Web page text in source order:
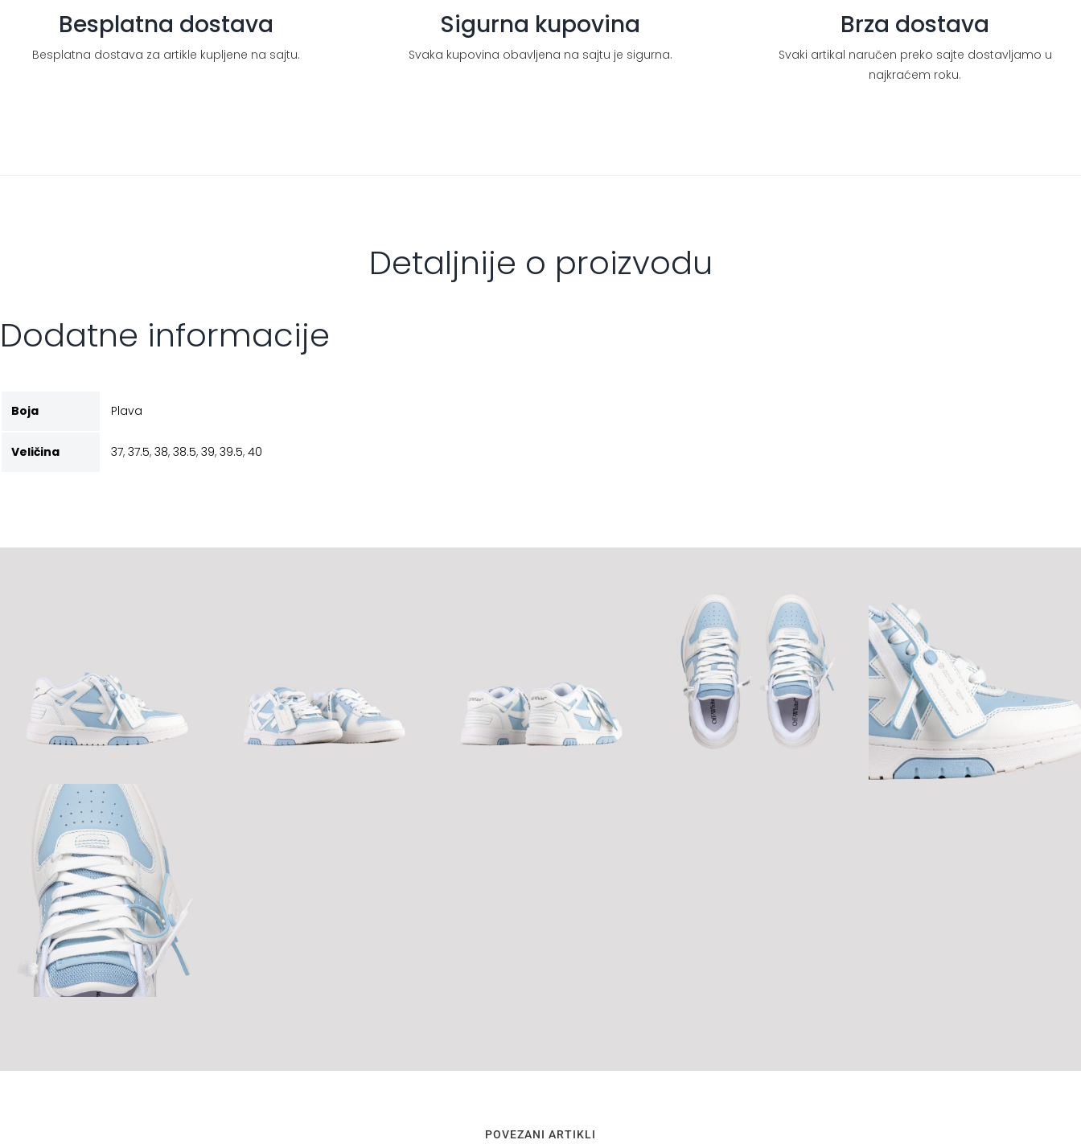
Besplatna dostava
Besplatna dostava za artikle kupljene na sajtu.
Sigurna kupovina
Svaka kupovina obavljena na sajtu je sigurna.
Brza dostava
Svaki artikal naručen preko sajte dostavljamo u
najkraćem roku.
Detaljnije o proizvodu
Dodatne informacije
Boja Plava
Veličina 37, 37.5, 38, 38.5, 39, 39.5, 40
POVEZANI ARTIKLI